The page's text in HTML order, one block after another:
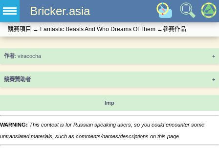
Bricker.asia
競賽項目 → Fantastic Beasts And Who Dreams Of Them →參賽作品
+
競賽贊助者 +
Imp
WARNING: This contest is for Russian speaking users, so you could encounter some
untranslated materials, such as comments/names/descriptions on this page.